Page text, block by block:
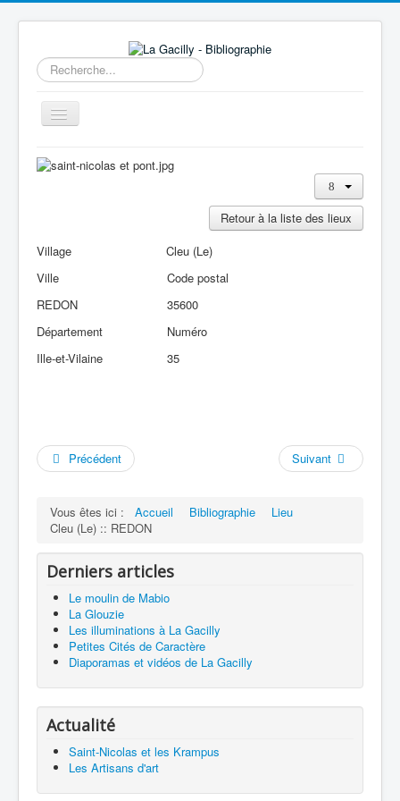
Rechercher
Basculer
la
Accueil
Visiter
Agenda
Aide
Contactez-nous
Retour à la liste des lieux
Village
Cleu (Le)
Ville
REDON
Code postal
35600
Département
Ille-et-Vilaine
Numéro
35
Précédent Suivant
Vous êtes ici : Accueil Bibliographie
Lieu
Cleu (Le) :: REDON
Derniers articles
Le moulin de Mabio
La Glouzie
Les illuminations à La Gacilly
Petites Cités de Caractère
Diaporamas et vidéos de La Gacilly
Actualité
Saint-Nicolas et les Krampus
Les Artisans d'art